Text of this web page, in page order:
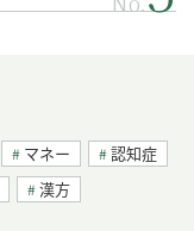
マネー
認知症
漢方